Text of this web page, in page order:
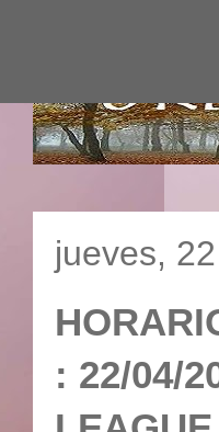
jueves,
: 22/04/